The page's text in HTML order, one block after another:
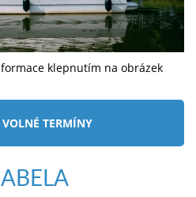
klepnutím na obrázek
TERMÍNY